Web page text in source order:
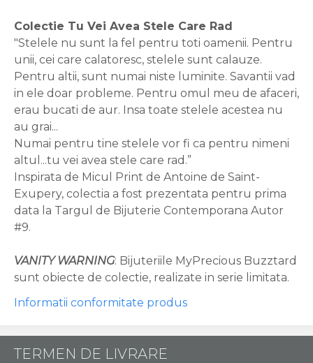
Colectie Tu Vei Avea Stele Care Rad
"Stelele nu sunt la fel pentru toti oamenii. Pentru
unii, cei care calatoresc, stelele sunt calauze.
Pentru altii, sunt numai niste luminite. Savantii vad
in ele doar probleme. Pentru omul meu de afaceri,
erau bucati de aur. Insa toate stelele acestea nu
au grai...
Numai pentru tine stelele vor fi ca pentru nimeni
altul...tu vei avea stele care rad.”
Inspirata de Micul Print de Antoine de Saint-
Exupery, colectia a fost prezentata pentru prima
data la Targul de Bijuterie Contemporana Autor
#9.
VANITY WARNING: Bijuteriile MyPrecious Buzztard
sunt obiecte de colectie, realizate in serie limitata.
Informatii conformitate produs
TERMEN DE LIVRARE